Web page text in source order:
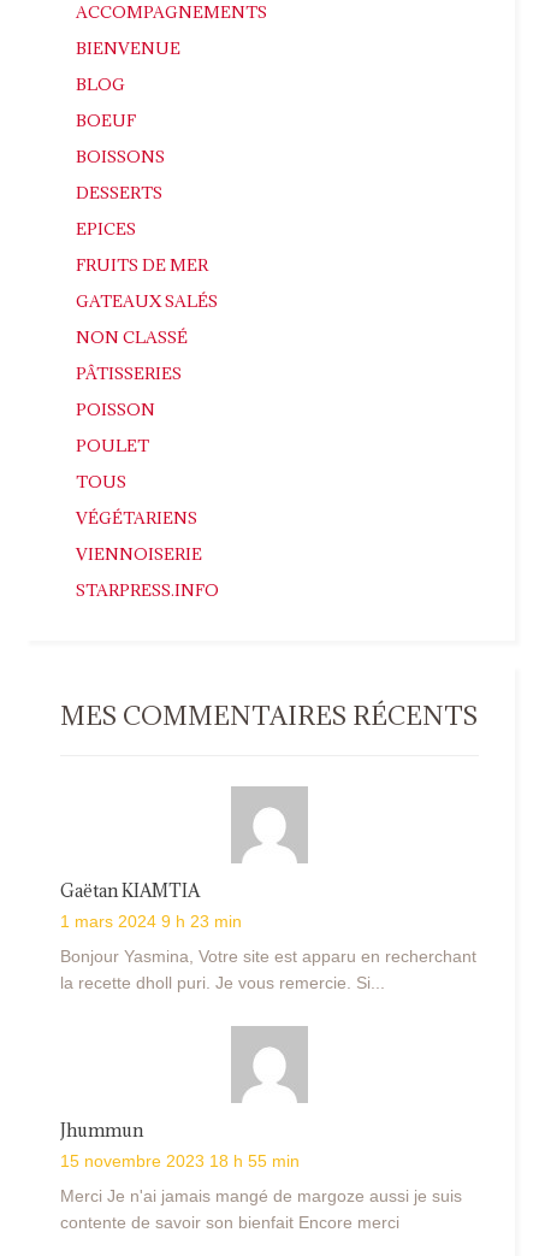
ACCOMPAGNEMENTS
BIENVENUE
BLOG
BOEUF
BOISSONS
DESSERTS
EPICES
FRUITS DE MER
GATEAUX SALÉS
NON CLASSÉ
PÂTISSERIES
POISSON
POULET
TOUS
VÉGÉTARIENS
VIENNOISERIE
STARPRESS.INFO
MES COMMENTAIRES RÉCENTS
Gaëtan KIAMTIA
1 mars 2024 9 h 23 min
Bonjour Yasmina, Votre site est apparu en recherchant
la recette dholl puri. Je vous remercie. Si...
Jhummun
15 novembre 2023 18 h 55 min
Merci Je n'ai jamais mangé de margoze aussi je suis
contente de savoir son bienfait Encore merci